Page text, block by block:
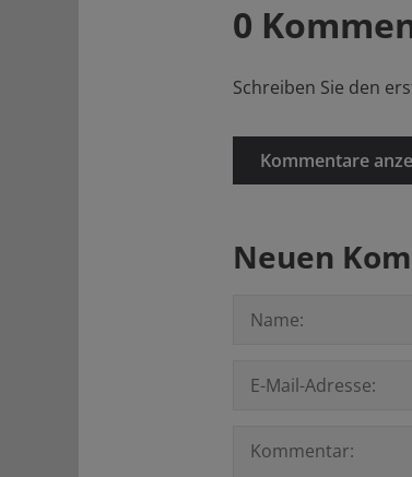
0
Schreiben Sie den
Kommentare
Neuen